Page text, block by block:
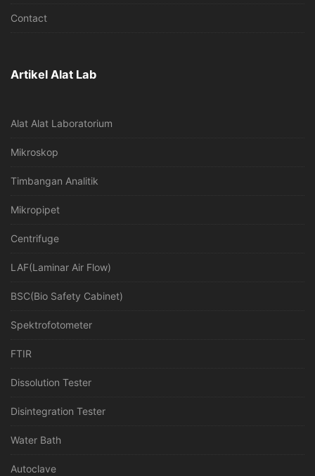
Contact
Artikel Alat Lab
Alat Alat Laboratorium
Mikroskop
Timbangan Analitik
Mikropipet
Centrifuge
LAF(Laminar Air Flow)
BSC(Bio Safety Cabinet)
Spektrofotometer
FTIR
Dissolution Tester
Disintegration Tester
Water Bath
Autoclave